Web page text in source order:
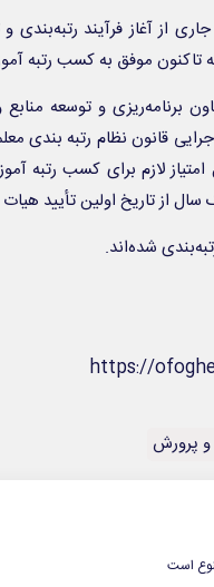
پرورش ۱۳ آبان ماه جاری از آغاز
تاکنون موفق به کسب رتبه
برنامه‌ریزی و توسعه
۱ و ۵ آیین‌نامه اجرایی قانون نظام
امتیاز لازم برای کسب رتبه
سال از تاریخ اولین تأیید
https://
پرورش
است